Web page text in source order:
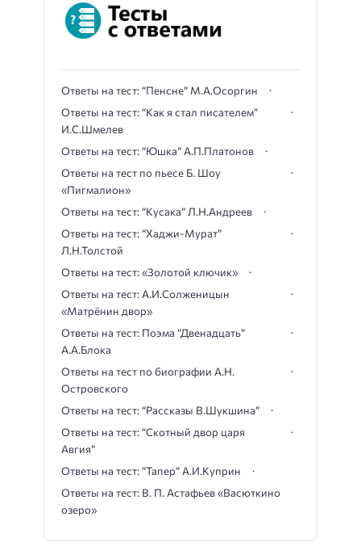
Ответы на тест: “Пенсне” М.А.Осоргин
Ответы на тест: “Как я стал писателем”
И.С.Шмелев
Ответы на тест: “Юшка” А.П.Платонов
Ответы на тест по пьесе Б. Шоу
«Пигмалион»
Ответы на тест: “Кусака” Л.Н.Андреев
Ответы на тест: “Хаджи-Мурат”
Л.Н.Толстой
Ответы на тест: «Золотой ключик»
Ответы на тест: А.И.Солженицын
«Матрёнин двор»
Ответы на тест: Поэма “Двенадцать”
А.А.Блока
Ответы на тест по биографии А.Н.
Островского
Ответы на тест: “Рассказы В.Шукшина”
Ответы на тест: “Скотный двор царя
Авгия”
Ответы на тест: “Тапер” А.И.Куприн
Ответы на тест: В. П. Астафьев «Васюткино
озеро»